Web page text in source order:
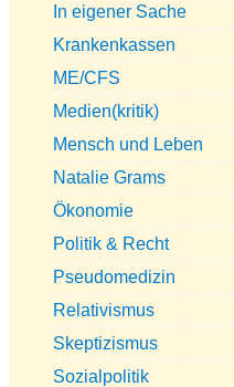
In eigener Sache
Krankenkassen
ME/CFS
Medien(kritik)
Mensch und Leben
Natalie Grams
Ökonomie
Politik & Recht
Pseudomedizin
Relativismus
Skeptizismus
Sozialpolitik